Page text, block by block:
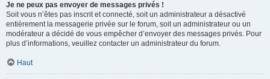
Je ne peux pas envoyer de messages privés !
Soit vous n’êtes pas inscrit et connecté, soit un administrateur a désactivé
entièrement la messagerie privée sur le forum, soit un administrateur ou un
modérateur a décidé de vous empêcher d’envoyer des messages privés. Pour
plus d’informations, veuillez contacter un administrateur du forum.
Haut